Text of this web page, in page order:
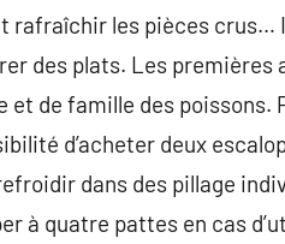
rafraîchir les pièces crus…
des plats. Les premières
de famille des poissons.
d’acheter deux
dans des pillage
à quatre pattes en cas